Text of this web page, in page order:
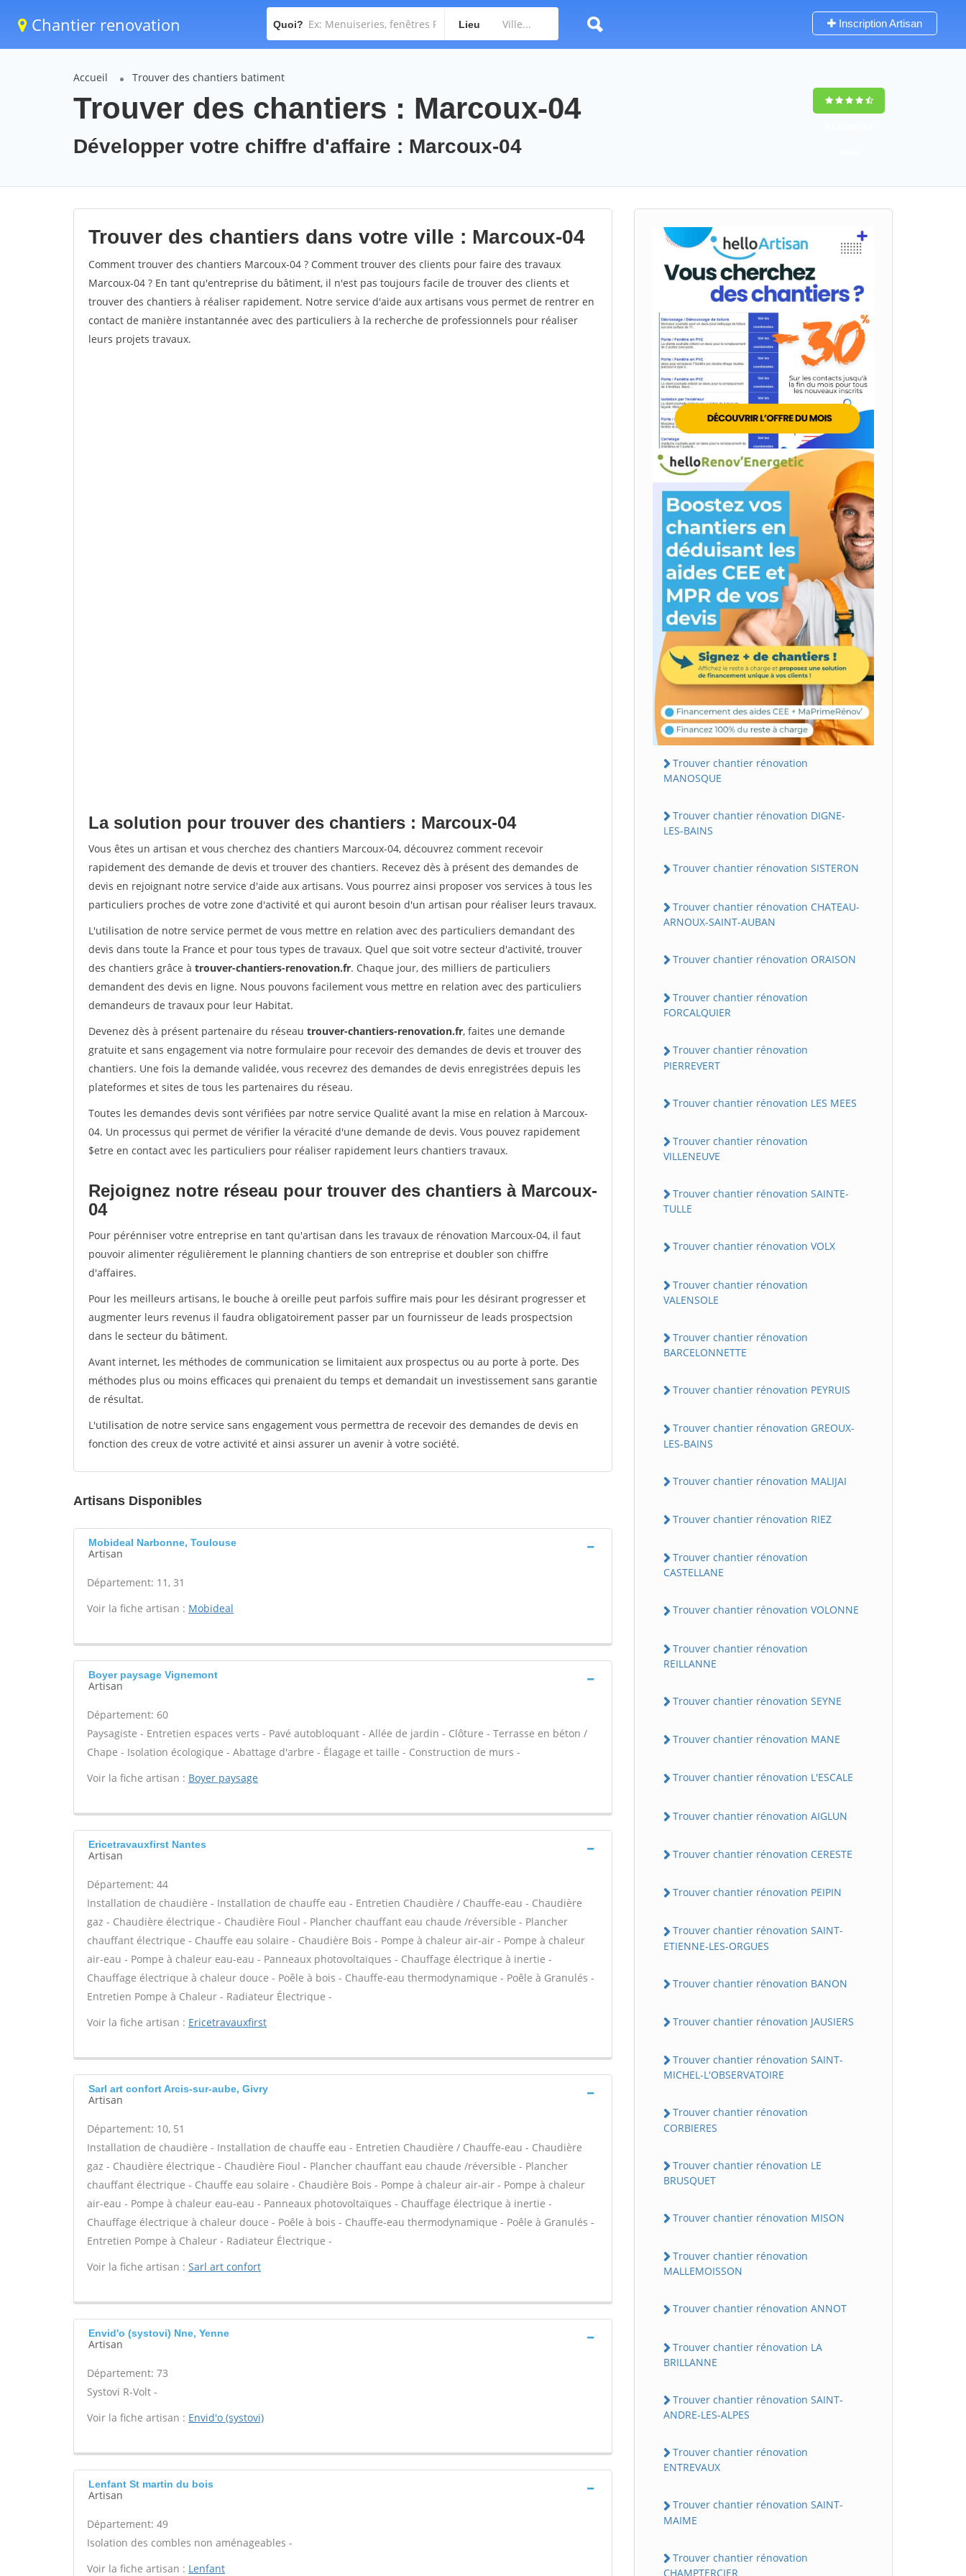
Chantier renovation Quoi? Lieu Inscription Artisan
Accueil Trouver des chantiers batiment
Trouver des chantiers : Marcoux-04
Développer votre chiffre d'affaire : Marcoux-04
Trouver des chantiers dans votre ville : Marcoux-04
Comment trouver des chantiers Marcoux-04 ? Comment trouver des clients pour faire des travaux
Marcoux-04 ? En tant qu'entreprise du bâtiment, il n'est pas toujours facile de trouver des clients et
trouver des chantiers à réaliser rapidement. Notre service d'aide aux artisans vous permet de rentrer en
contact de manière instantannée avec des particuliers à la recherche de professionnels pour réaliser
leurs projets travaux.
La solution pour trouver des chantiers : Marcoux-04
Vous êtes un artisan et vous cherchez des chantiers Marcoux-04, découvrez comment recevoir
rapidement des demande de devis et trouver des chantiers. Recevez dès à présent des demandes de
devis en rejoignant notre service d'aide aux artisans. Vous pourrez ainsi proposer vos services à tous les
particuliers proches de votre zone d'activité et qui auront besoin d'un artisan pour réaliser leurs travaux.
L'utilisation de notre service permet de vous mettre en relation avec des particuliers demandant des
devis dans toute la France et pour tous types de travaux. Quel que soit votre secteur d'activité, trouver
des chantiers grâce à trouver-chantiers-renovation.fr. Chaque jour, des milliers de particuliers
demandent des devis en ligne. Nous pouvons facilement vous mettre en relation avec des particuliers
demandeurs de travaux pour leur Habitat.
Devenez dès à présent partenaire du réseau trouver-chantiers-renovation.fr, faites une demande
gratuite et sans engagement via notre formulaire pour recevoir des demandes de devis et trouver des
chantiers. Une fois la demande validée, vous recevrez des demandes de devis enregistrées depuis les
plateformes et sites de tous les partenaires du réseau.
Toutes les demandes devis sont vérifiées par notre service Qualité avant la mise en relation à Marcoux-
04. Un processus qui permet de vérifier la véracité d'une demande de devis. Vous pouvez rapidement
$etre en contact avec les particuliers pour réaliser rapidement leurs chantiers travaux.
Rejoignez notre réseau pour trouver des chantiers à Marcoux-
04
Pour pérénniser votre entreprise en tant qu'artisan dans les travaux de rénovation Marcoux-04, il faut
pouvoir alimenter régulièrement le planning chantiers de son entreprise et doubler son chiffre
d'affaires.
Pour les meilleurs artisans, le bouche à oreille peut parfois suffire mais pour les désirant progresser et
augmenter leurs revenus il faudra obligatoirement passer par un fournisseur de leads prospectsion
dans le secteur du bâtiment.
Avant internet, les méthodes de communication se limitaient aux prospectus ou au porte à porte. Des
méthodes plus ou moins efficaces qui prenaient du temps et demandait un investissement sans garantie
de résultat.
L'utilisation de notre service sans engagement vous permettra de recevoir des demandes de devis en
fonction des creux de votre activité et ainsi assurer un avenir à votre société.
Artisans Disponibles
Mobideal Narbonne, Toulouse
Artisan
Département: 11, 31
Voir la fiche artisan : Mobideal
Boyer paysage Vignemont
Artisan
Département: 60
Paysagiste - Entretien espaces verts - Pavé autobloquant - Allée de jardin - Clôture - Terrasse en béton /
Chape - Isolation écologique - Abattage d'arbre - Élagage et taille - Construction de murs -
Voir la fiche artisan : Boyer paysage
Ericetravauxfirst Nantes
Artisan
Département: 44
Installation de chaudière - Installation de chauffe eau - Entretien Chaudière / Chauffe-eau - Chaudière
gaz - Chaudière électrique - Chaudière Fioul - Plancher chauffant eau chaude /réversible - Plancher
chauffant électrique - Chauffe eau solaire - Chaudière Bois - Pompe à chaleur air-air - Pompe à chaleur
air-eau - Pompe à chaleur eau-eau - Panneaux photovoltaïques - Chauffage électrique à inertie -
Chauffage électrique à chaleur douce - Poêle à bois - Chauffe-eau thermodynamique - Poêle à Granulés -
Entretien Pompe à Chaleur - Radiateur Électrique -
Voir la fiche artisan : Ericetravauxfirst
Sarl art confort Arcis-sur-aube, Givry
Artisan
Département: 10, 51
Installation de chaudière - Installation de chauffe eau - Entretien Chaudière / Chauffe-eau - Chaudière
gaz - Chaudière électrique - Chaudière Fioul - Plancher chauffant eau chaude /réversible - Plancher
chauffant électrique - Chauffe eau solaire - Chaudière Bois - Pompe à chaleur air-air - Pompe à chaleur
air-eau - Pompe à chaleur eau-eau - Panneaux photovoltaïques - Chauffage électrique à inertie -
Chauffage électrique à chaleur douce - Poêle à bois - Chauffe-eau thermodynamique - Poêle à Granulés -
Entretien Pompe à Chaleur - Radiateur Électrique -
Voir la fiche artisan : Sarl art confort
Envid'o (systovi) Nne, Yenne
Artisan
Département: 73
Systovi R-Volt -
Voir la fiche artisan : Envid'o (systovi)
Lenfant St martin du bois
Artisan
Département: 49
Isolation des combles non aménageables -
Voir la fiche artisan : Lenfant
Trouver chantier rénovation
MANOSQUE
Trouver chantier rénovation DIGNE-
LES-BAINS
Trouver chantier rénovation SISTERON
Trouver chantier rénovation CHATEAU-
ARNOUX-SAINT-AUBAN
Trouver chantier rénovation ORAISON
Trouver chantier rénovation
FORCALQUIER
Trouver chantier rénovation
PIERREVERT
Trouver chantier rénovation LES MEES
Trouver chantier rénovation
VILLENEUVE
Trouver chantier rénovation SAINTE-
TULLE
Trouver chantier rénovation VOLX
Trouver chantier rénovation
VALENSOLE
Trouver chantier rénovation
BARCELONNETTE
Trouver chantier rénovation PEYRUIS
Trouver chantier rénovation GREOUX-
LES-BAINS
Trouver chantier rénovation MALIJAI
Trouver chantier rénovation RIEZ
Trouver chantier rénovation
CASTELLANE
Trouver chantier rénovation VOLONNE
Trouver chantier rénovation
REILLANNE
Trouver chantier rénovation SEYNE
Trouver chantier rénovation MANE
Trouver chantier rénovation L'ESCALE
Trouver chantier rénovation AIGLUN
Trouver chantier rénovation CERESTE
Trouver chantier rénovation PEIPIN
Trouver chantier rénovation SAINT-
ETIENNE-LES-ORGUES
Trouver chantier rénovation BANON
Trouver chantier rénovation JAUSIERS
Trouver chantier rénovation SAINT-
MICHEL-L'OBSERVATOIRE
Trouver chantier rénovation
CORBIERES
Trouver chantier rénovation LE
BRUSQUET
Trouver chantier rénovation MISON
Trouver chantier rénovation
MALLEMOISSON
Trouver chantier rénovation ANNOT
Trouver chantier rénovation LA
BRILLANNE
Trouver chantier rénovation SAINT-
ANDRE-LES-ALPES
Trouver chantier rénovation
ENTREVAUX
Trouver chantier rénovation SAINT-
MAIME
Trouver chantier rénovation
CHAMPTERCIER